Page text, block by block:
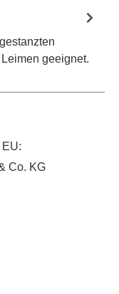
geeignet.
Co. KG